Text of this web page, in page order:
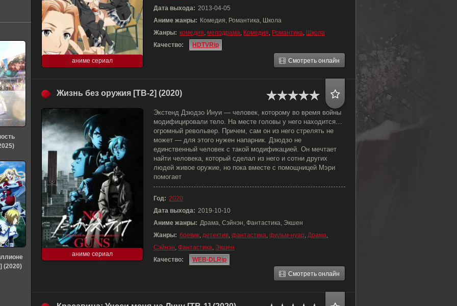
аниме сериал
Дата выхода: 2013-04-05
Аниме жанры: Комедия, Романтика, Школа
Жанры: комедия, мелодрама, Комедия, Романтика, Школа
Качество:
HDTVRip
Смотреть онлайн
Жизнь без оружия [ТВ-2] (2020)
аниме сериал
Экстенд Дзюдзо Инуи — человек, которому во время войны
модифицировали тело. На месте головы у него находится…
огромный револьвер. Причем, сам он из него стрелять не
может — для этого нужен напарник. Дзюдзо не
единственный человек с такой модификацией. Он мечтает
найти человека, который сделал из него и сотни других
людей живое оружие, но пока вместе с помощницей Мэри
помогает
Год: 2020
Дата выхода: 2019-10-10
Аниме жанры: Драма, Сэйнэн, Фантастика, Экшен
Жанры: боевик, детектив, фантастика, фильм-нуар, Драма,
Сэйнэн, Фантастика, Экшен
Качество:
WEB-DLRip
Смотреть онлайн
(2020)